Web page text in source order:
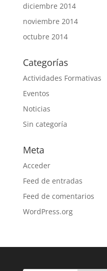
diciembre 2014
noviembre 2014
octubre 2014
Categorías
Actividades Formativas
Eventos
Noticias
Sin categoría
Meta
Acceder
Feed de entradas
Feed de comentarios
WordPress.org